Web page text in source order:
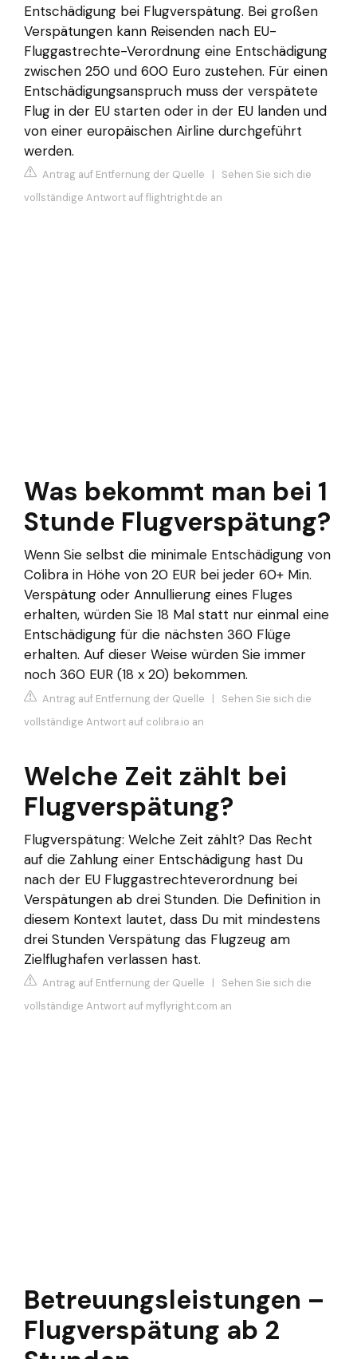
Entschädigung bei Flugverspätung. Bei großen
Verspätungen kann Reisenden nach EU-
Fluggastrechte-Verordnung eine Entschädigung
zwischen 250 und 600 Euro zustehen. Für einen
Entschädigungsanspruch muss der verspätete
Flug in der EU starten oder in der EU landen und
von einer europäischen Airline durchgeführt
werden.
Antrag auf Entfernung der Quelle | Sehen Sie sich die
vollständige Antwort auf flightright.de an
Was bekommt man bei 1
Stunde Flugverspätung?
Wenn Sie selbst die minimale Entschädigung von
Colibra in Höhe von 20 EUR bei jeder 60+ Min.
Verspätung oder Annullierung eines Fluges
erhalten, würden Sie 18 Mal statt nur einmal eine
Entschädigung für die nächsten 360 Flüge
erhalten. Auf dieser Weise würden Sie immer
noch 360 EUR (18 x 20) bekommen.
Antrag auf Entfernung der Quelle | Sehen Sie sich die
vollständige Antwort auf colibra.io an
Welche Zeit zählt bei
Flugverspätung?
Flugverspätung: Welche Zeit zählt? Das Recht
auf die Zahlung einer Entschädigung hast Du
nach der EU Fluggastrechteverordnung bei
Verspätungen ab drei Stunden. Die Definition in
diesem Kontext lautet, dass Du mit mindestens
drei Stunden Verspätung das Flugzeug am
Zielflughafen verlassen hast.
Antrag auf Entfernung der Quelle | Sehen Sie sich die
vollständige Antwort auf myflyright.com an
Betreuungsleistungen –
Flugverspätung ab 2